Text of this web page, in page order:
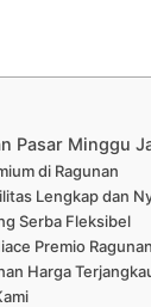
Pasar Minggu
di Ragunan
Lengkap dan
Serba Fleksibel
Premio Ragunan
Harga